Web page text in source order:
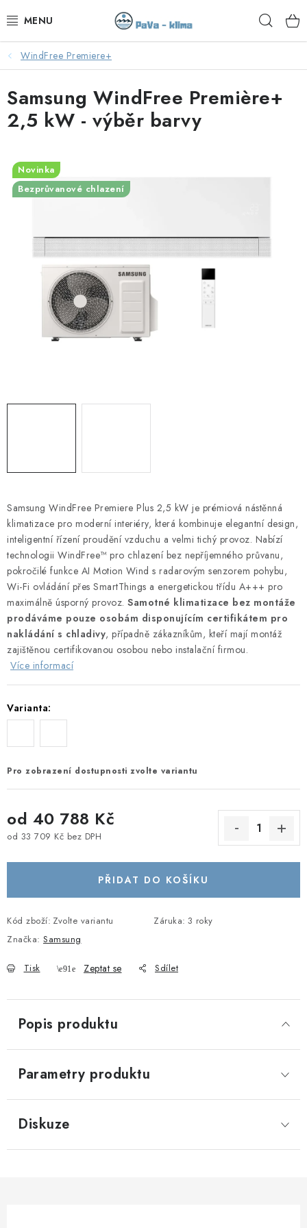
na
KLIMATIZACE V AKCI
KLIMATIZACE
TEPELNÁ ČERPADLA
MONTÁŽ
SERVIS
KONTAKTY
OBCHODNÍ PODMÍNKY
Obchodní podmínky
Podmínky ochrany osobních údajů
WindFree Premiere+
Samsung WindFree Premiere Plus 2,5 kW je prémiová nástěnná
klimatizace pro moderní interiéry, která kombinuje elegantní design,
inteligentní řízení proudění vzduchu a velmi tichý provoz. Nabízí
technologii WindFree™ pro chlazení bez nepříjemného průvanu,
pokročilé funkce AI Motion Wind s radarovým senzorem pohybu,
Wi-Fi ovládání přes SmartThings a energetickou třídu A+++ pro
maximálně úsporný provoz. Samotné klimatizace bez montáže
prodáváme pouze osobám disponujícím certifikátem pro
nakládání s chladivy, případně zákazníkům, kteří mají montáž
zajištěnou certifikovanou osobou nebo instalační firmou.
Více informací
Varianta:
Pro zobrazení dostupnosti zvolte variantu
od 40 788 Kč
od 33 709 Kč bez DPH
PŘIDAT DO KOŠÍKU
Kód zboží: Zvolte variantu Záruka: 3 roky
Značka: Samsung
Tisk Zeptat se Sdílet
Samsung WindFree Première+
2,5 kW - výběr barvy
Novinka
Bezprůvanové chlazení
Popis produktu
Parametry produktu
Diskuze